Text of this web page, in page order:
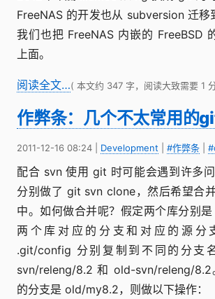
FreeNAS 的开发也从 subversion 迁移
我们也把 FreeNAS 内嵌的 FreeBSD
上面。
阅读全文…( 本文约 347 字，阅读大致需要 1
作弊条：几个不太常用的
2011-12-16 08:24 Development #作弊条
配合 svn 使用 git 时可能会遇到许多
分别做了 git svn clone，然后希望合
中。如何做合并呢？假定两个库分别
两个库对应的分支和对应的源分
.git/config 分别复制到不同的分支
svn/releng/8.2 和 old-svn/releng/8.2
的分支是 old/my8.2，则做以下操作：